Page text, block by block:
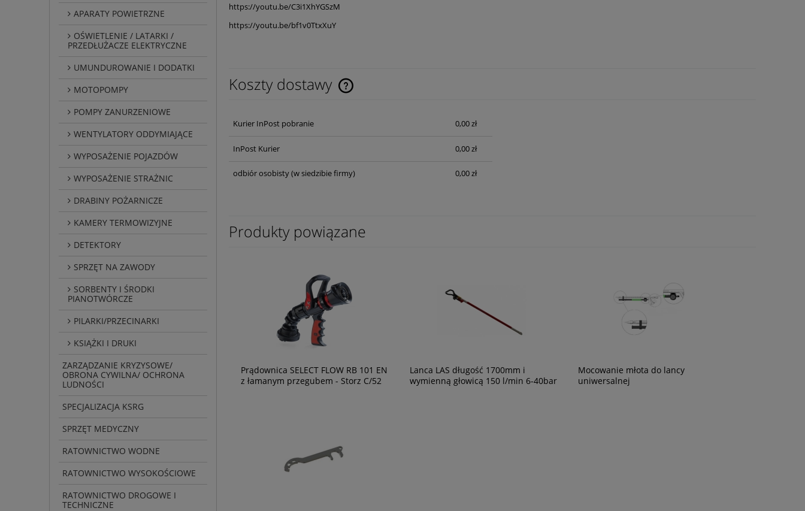
APARATY POWIETRZNE
OŚWIETLENIE / LATARKI /
PRZEDŁUŻACZE ELEKTRYCZNE
UMUNDUROWANIE I DODATKI
MOTOPOMPY
POMPY ZANURZENIOWE
WENTYLATORY ODDYMIAJĄCE
WYPOSAŻENIE POJAZDÓW
WYPOSAŻENIE STRAŻNIC
DRABINY POŻARNICZE
KAMERY TERMOWIZYJNE
DETEKTORY
SPRZĘT NA ZAWODY
SORBENTY I ŚRODKI
PIANOTWÓRCZE
PILARKI/PRZECINARKI
KSIĄŻKI I DRUKI
ZARZĄDZANIE KRYZYSOWE/
OBRONA CYWILNA/ OCHRONA
LUDNOŚCI
SPECJALIZACJA KSRG
SPRZĘT MEDYCZNY
RATOWNICTWO WODNE
RATOWNICTWO WYSOKOŚCIOWE
RATOWNICTWO DROGOWE I
TECHNICZNE
https://youtu.be/C3i1XhYGSzM
https://youtu.be/bf1v0TtxXuY
Koszty dostawy
Kurier InPost pobranie 0,00 zł
InPost Kurier 0,00 zł
odbiór osobisty(w siedzibie firmy) 0,00 zł
Produkty powiązane
Prądownica SELECT FLOW RB 101 EN
z łamanym przegubem - Storz C/52
Lanca LAS długość 1700mm i
wymienną głowicą 150 l/min 6-40bar
Mocowanie młota do lancy
uniwersalnej